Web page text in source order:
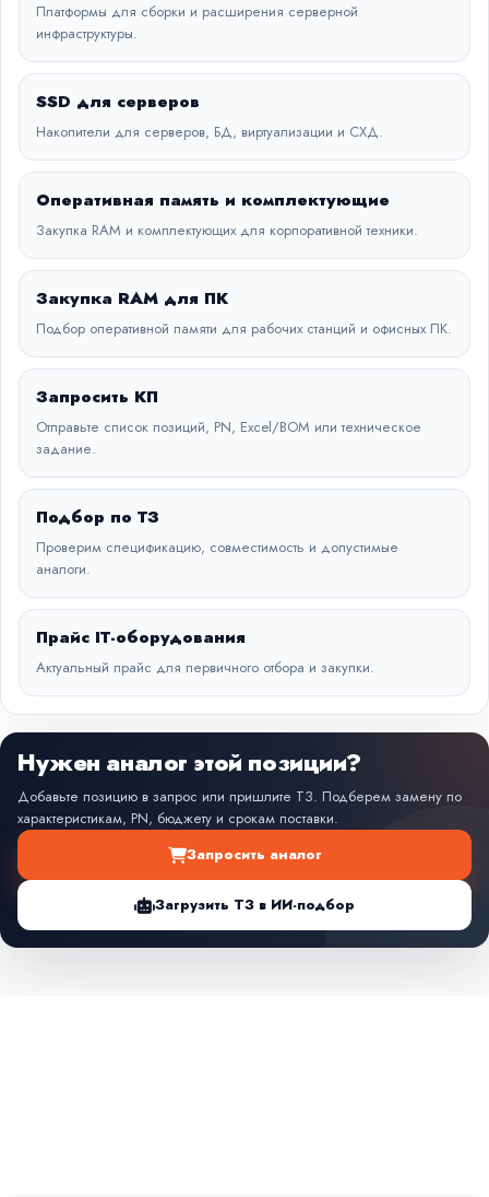
Платформы для сборки и расширения серверной
инфраструктуры.
SSD для серверов
Накопители для серверов, БД, виртуализации и СХД.
Оперативная память и комплектующие
Закупка RAM и комплектующих для корпоративной техники.
Закупка RAM для ПК
Подбор оперативной памяти для рабочих станций и офисных ПК.
Запросить КП
Отправьте список позиций, PN, Excel/BOM или техническое
задание.
Подбор по ТЗ
Проверим спецификацию, совместимость и допустимые
аналоги.
Прайс IT-оборудования
Актуальный прайс для первичного отбора и закупки.
Нужен аналог этой позиции?
Добавьте позицию в запрос или пришлите ТЗ. Подберем замену по
характеристикам, PN, бюджету и срокам поставки.
Запросить аналог
Загрузить ТЗ в ИИ-подбор